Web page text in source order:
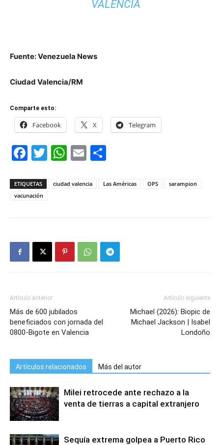
VALENCIA
Fuente: Venezuela News
Ciudad Valencia/RM
Comparte esto:
Facebook X Telegram
Facebook
Twitter
WhatsApp
Email
ETIQUETAS ciudad valencia Las Américas OPS
sarampion
vacunación
Artículo anterior
Más de 600 jubilados
beneficiados con jornada del
0800-Bigote en Valencia
Artículo siguiente
Michael (2026): Biopic de
Michael Jackson | Isabel
Londoño
Artículos relacionados Más del autor
Milei retrocede ante rechazo a la
venta de tierras a capital extranjero
Sequía extrema golpea a Puerto Rico